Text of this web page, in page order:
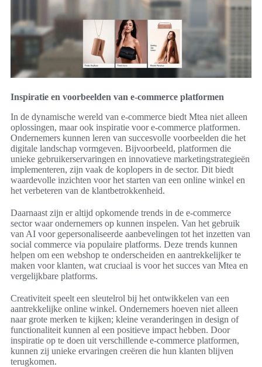
Inspiratie en voorbeelden van e-commerce platformen
In de dynamische wereld van e-commerce biedt Mtea niet alleen
oplossingen, maar ook inspiratie voor e-commerce platformen.
Ondernemers kunnen leren van succesvolle voorbeelden die het
digitale landschap vormgeven. Bijvoorbeeld, platformen die
unieke gebruikerservaringen en innovatieve marketingstrategieën
implementeren, zijn vaak de koplopers in de sector. Dit biedt
waardevolle inzichten voor het starten van een online winkel en
het verbeteren van de klantbetrokkenheid.
Daarnaast zijn er altijd opkomende trends in de e-commerce
sector waar ondernemers op kunnen inspelen. Van het gebruik
van AI voor gepersonaliseerde aanbevelingen tot het inzetten van
social commerce via populaire platforms. Deze trends kunnen
helpen om een webshop te onderscheiden en aantrekkelijker te
maken voor klanten, wat cruciaal is voor het succes van Mtea en
vergelijkbare platforms.
Creativiteit speelt een sleutelrol bij het ontwikkelen van een
aantrekkelijke online winkel. Ondernemers hoeven niet alleen
naar grote merken te kijken; kleine veranderingen in design of
functionaliteit kunnen al een positieve impact hebben. Door
inspiratie op te doen uit verschillende e-commerce platformen,
kunnen zij unieke ervaringen creëren die hun klanten blijven
terugkomen.